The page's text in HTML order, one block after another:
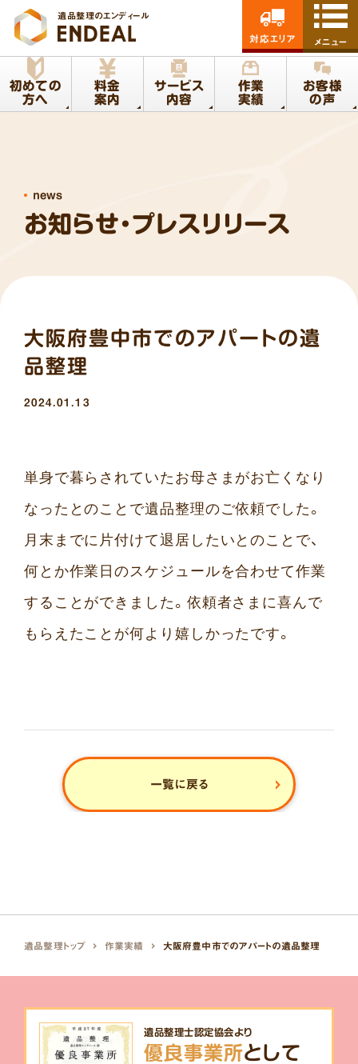
遺品整理のエンディール
初めての
方へ
料金
案内
サービス
内容
作業
実績
お客様
の声
対応エリア メニュー
お知らせ・プレスリリース
news
大阪府豊中市でのアパートの遺
品整理
2024.01.13
単身で暮らされていたお母さまがお亡くなり
なったとのことで遺品整理のご依頼でした。
月末までに片付けて退居したいとのことで、
何とか作業日のスケジュールを合わせて作業
することができました。依頼者さまに喜んで
もらえたことが何より嬉しかったです。
一覧に戻る
遺品整理トップ 作業実績 大阪府豊中市でのアパートの遺品整理
遺品整理士認定協会より
優良事業所として